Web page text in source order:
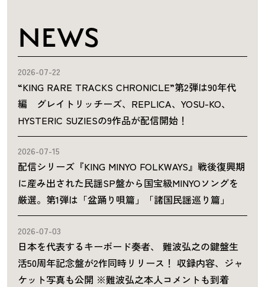
NEWS
2026-07-22
“KING RARE TRACKS CHRONICLE”第2弾は90年代
編 グレイトリッチーズ、REPLICA、YOSU-KO、
HYSTERIC SUZIESの9作品が配信開始！
2026-07-15
配信シリーズ『KING MINYO FOLKWAYS』戦後復興期
に産み出された民謡SP盤から国宝級MINYOソングを
厳選。第1弾は「盆踊り唄篇」「諸国民謡巡り篇」
2026-07-03
日本を代表するキーボード奏者、 難波弘之の鍵盤生
活50周年記念盤が2作同時リリース！ 収録内容、ジャ
ケット写真も公開 ※難波弘之本人コメントも到着